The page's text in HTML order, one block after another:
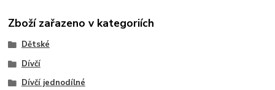
Zboží zařazeno v kategoriích
Dětské
Dívčí
Dívčí jednodílné